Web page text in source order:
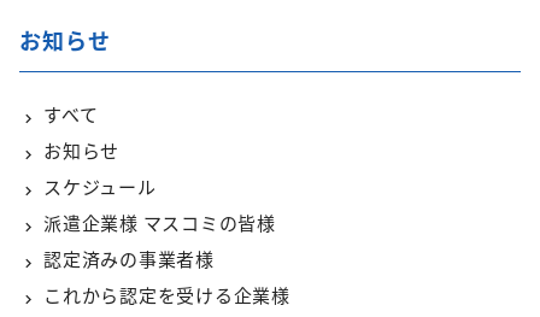
お知らせ
すべて
お知らせ
スケジュール
派遣企業様 マスコミの皆様
認定済みの事業者様
これから認定を受ける企業様